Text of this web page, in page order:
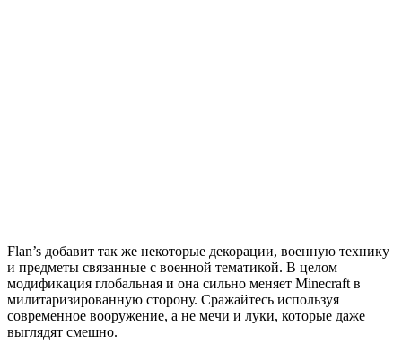
Flan’s добавит так же некоторые декорации, военную технику
и предметы связанные с военной тематикой. В целом
модификация глобальная и она сильно меняет Minecraft в
милитаризированную сторону. Сражайтесь используя
современное вооружение, а не мечи и луки, которые даже
выглядят смешно.